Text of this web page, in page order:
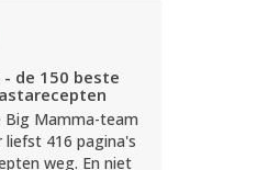
de 150 beste
Big Mamma-team
416 pagina's
weg. En niet